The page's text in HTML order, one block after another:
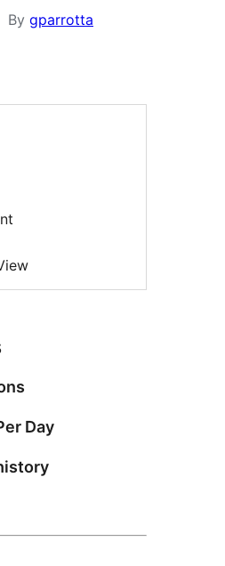
By gparrotta
Day